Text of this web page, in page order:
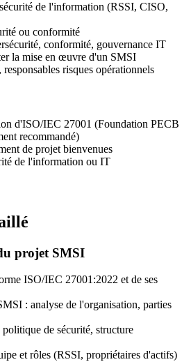
de l'information (RSSI, CISO,
ou conformité
conformité, gouvernance IT
la mise en œuvre d'un SMSI
risques opérationnels
d'ISO/IEC 27001 (Foundation PECB
recommandé)
de projet bienvenues
de l'information ou IT
projet SMSI
ISO/IEC 27001:2022 et de ses
: analyse de l'organisation, parties
de sécurité, structure
et rôles (RSSI, propriétaires d'actifs)